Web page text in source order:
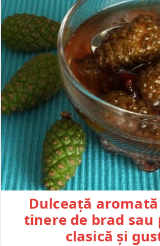
Dulceață
tinere de brad sau
clasică și